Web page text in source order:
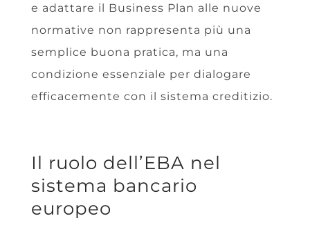
e adattare il Business Plan alle nuove
normative non rappresenta più una
semplice buona pratica, ma una
condizione essenziale per dialogare
efficacemente con il sistema creditizio.
Il ruolo dell’EBA nel
sistema bancario
europeo